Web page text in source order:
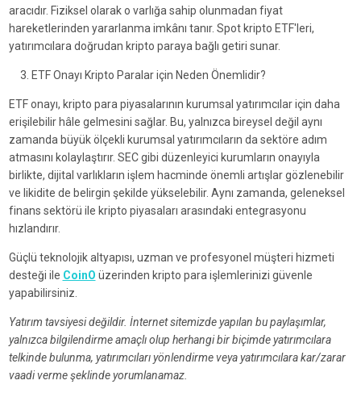
aracıdır. Fiziksel olarak o varlığa sahip olunmadan fiyat
hareketlerinden yararlanma imkânı tanır. Spot kripto ETF'leri,
yatırımcılara doğrudan kripto paraya bağlı getiri sunar.
ETF Onayı Kripto Paralar için Neden Önemlidir?
ETF onayı, kripto para piyasalarının kurumsal yatırımcılar için daha
erişilebilir hâle gelmesini sağlar. Bu, yalnızca bireysel değil aynı
zamanda büyük ölçekli kurumsal yatırımcıların da sektöre adım
atmasını kolaylaştırır. SEC gibi düzenleyici kurumların onayıyla
birlikte, dijital varlıkların işlem hacminde önemli artışlar gözlenebilir
ve likidite de belirgin şekilde yükselebilir. Aynı zamanda, geleneksel
finans sektörü ile kripto piyasaları arasındaki entegrasyonu
hızlandırır.
Güçlü teknolojik altyapısı, uzman ve profesyonel müşteri hizmeti
desteği ile CoinO üzerinden kripto para işlemlerinizi güvenle
yapabilirsiniz.
Yatırım tavsiyesi değildir. İnternet sitemizde yapılan bu paylaşımlar,
yalnızca bilgilendirme amaçlı olup herhangi bir biçimde yatırımcılara
telkinde bulunma, yatırımcıları yönlendirme veya yatırımcılara kar/zarar
vaadi verme şeklinde yorumlanamaz.